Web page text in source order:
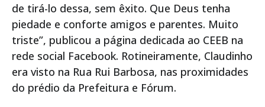
de tirá-lo dessa, sem êxito. Que Deus tenha
piedade e conforte amigos e parentes. Muito
triste”, publicou a página dedicada ao CEEB na
rede social Facebook. Rotineiramente, Claudinho
era visto na Rua Rui Barbosa, nas proximidades
do prédio da Prefeitura e Fórum.